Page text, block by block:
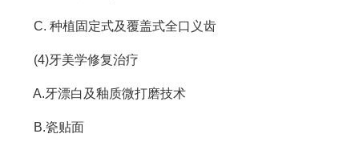
C. 种植固定式及覆盖式全口义齿
(4)牙美学修复治疗
A.牙漂白及釉质微打磨技术
B.瓷贴面